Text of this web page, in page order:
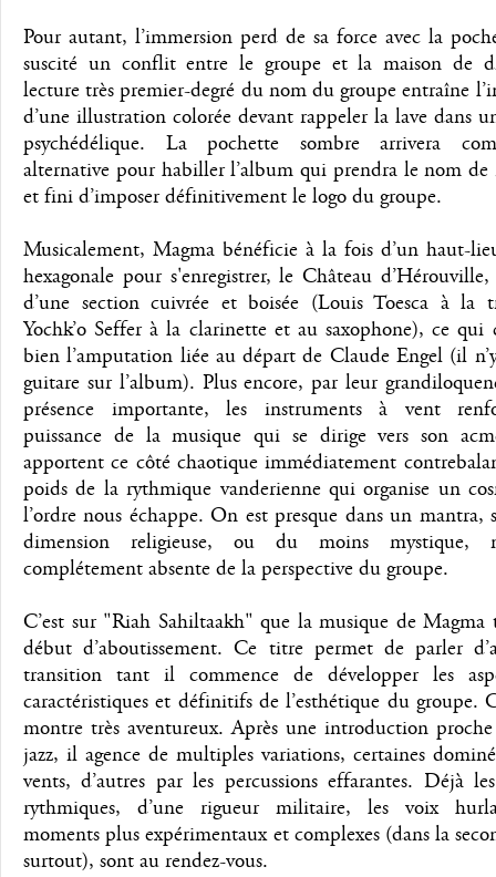
Pour autant, l’immersion perd de sa force avec la
suscité un conflit entre le groupe et la maison de
lecture très premier-degré du nom du groupe entraîne
d’une illustration colorée devant rappeler la lave dans
psychédélique. La pochette sombre arrivera
alternative pour habiller l’album qui prendra le nom de
et fini d’imposer définitivement le logo du groupe.
Musicalement, Magma bénéficie à la fois d’un haut-
hexagonale pour s'enregistrer, le Château
d’une section cuivrée et boisée (Louis Toesca à la
Yochk’o Seffer à la clarinette et au saxophone), ce qui
bien l’amputation liée au départ de Claude Engel (il
guitare sur l’album). Plus encore, par leur
présence importante, les instruments à vent
puissance de la musique qui se dirige vers son
apportent ce côté chaotique immédiatement
poids de la rythmique vanderienne qui organise un
l’ordre nous échappe. On est presque dans un mantra,
dimension religieuse, ou du moins mystique,
complétement absente de la perspective du groupe.
C’est sur "Riah Sahiltaakh" que la musique de Magma
début d’aboutissement. Ce titre permet de parler
transition tant il commence de développer les
caractéristiques et définitifs de l’esthétique du groupe.
montre très aventureux. Après une introduction
jazz, il agence de multiples variations, certaines
vents, d’autres par les percussions effarantes. Déjà les
rythmiques, d’une rigueur militaire, les voix
moments plus expérimentaux et complexes (dans la
surtout), sont au rendez-vous.